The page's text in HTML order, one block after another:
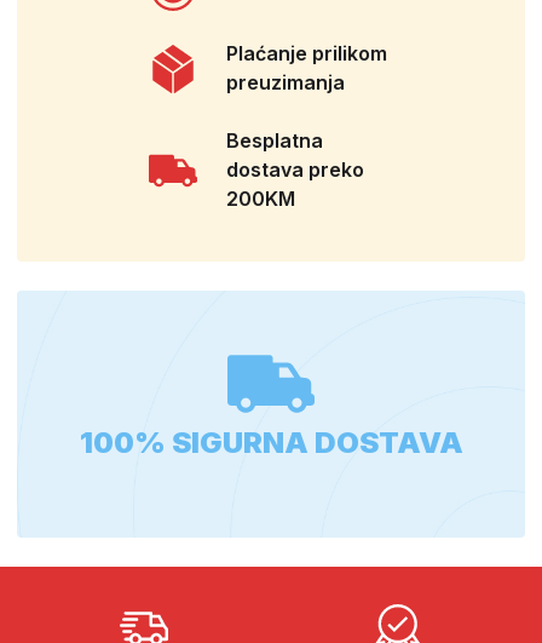
Plaćanje prilikom
preuzimanja
Besplatna
dostava preko
200KM
100% SIGURNA DOSTAVA